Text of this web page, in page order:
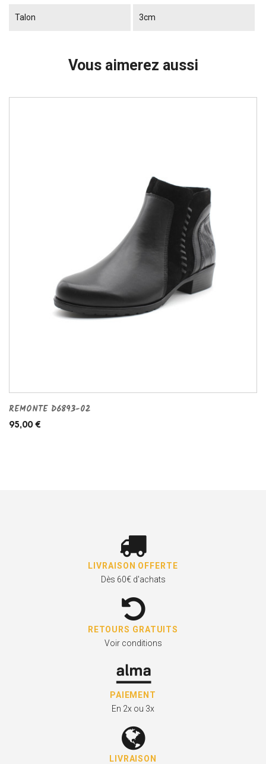
Talon 3cm
Vous aimerez aussi
REMONTE D6893-02
95,00 €
LIVRAISON OFFERTE
Dès 60€ d'achats
RETOURS GRATUITS
Voir conditions
PAIEMENT
En 2x ou 3x
LIVRAISON